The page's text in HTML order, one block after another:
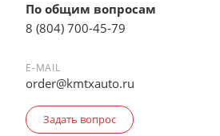
По общим вопросам
8 (804) 700-45-79
E-MAIL
order@kmtxauto.ru
Задать вопрос